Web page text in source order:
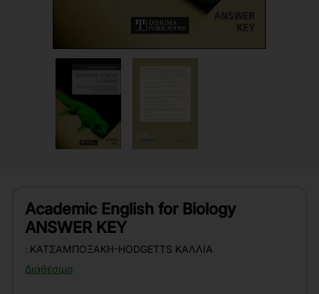
Academic English for Biology
ANSWER KEY
Διαθέσιμο
: ΚΑΤΣΑΜΠΟΞΆΚΗ-HODGETTS ΚΆΛΛΙΑ